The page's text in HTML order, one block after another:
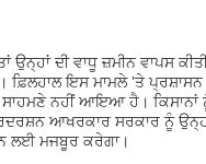
ਉਨ੍ਹਾਂ ਦੀ ਵਾਧੂ ਜ਼ਮੀਨ ਵਾਪਸ
ਫ਼ਿਲਹਾਲ ਇਸ ਮਾਮਲੇ 'ਤੇ
ਨਹੀਂ ਆਇਆ ਹੈ। ਕਿਸਾਨਾਂ
ਆਖਰਕਾਰ ਸਰਕਾਰ ਨੂੰ
ਲਈ ਮਜਬੂਰ ਕਰੇਗਾ।